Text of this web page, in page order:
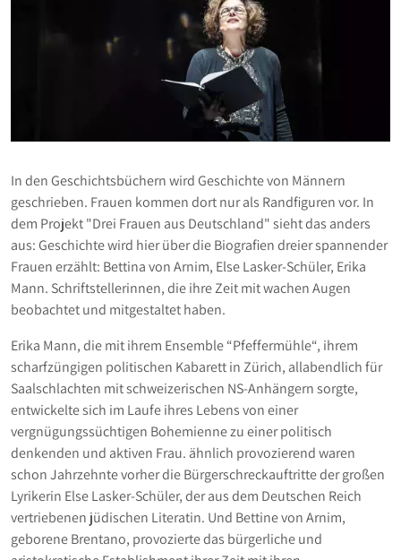
In den Geschichtsbüchern wird Geschichte von Männern
geschrieben. Frauen kommen dort nur als Randfiguren vor. In
dem Projekt "Drei Frauen aus Deutschland" sieht das anders
aus: Geschichte wird hier über die Biografien dreier spannender
Frauen erzählt: Bettina von Arnim, Else Lasker-Schüler, Erika
Mann. Schriftstellerinnen, die ihre Zeit mit wachen Augen
beobachtet und mitgestaltet haben.
Erika Mann, die mit ihrem Ensemble “Pfeffermühle“, ihrem
scharfzüngigen politischen Kabarett in Zürich, allabendlich für
Saalschlachten mit schweizerischen NS-Anhängern sorgte,
entwickelte sich im Laufe ihres Lebens von einer
vergnügungssüchtigen Bohemienne zu einer politisch
denkenden und aktiven Frau. ähnlich provozierend waren
schon Jahrzehnte vorher die Bürgerschreckauftritte der großen
Lyrikerin Else Lasker-Schüler, der aus dem Deutschen Reich
vertriebenen jüdischen Literatin. Und Bettine von Arnim,
geborene Brentano, provozierte das bürgerliche und